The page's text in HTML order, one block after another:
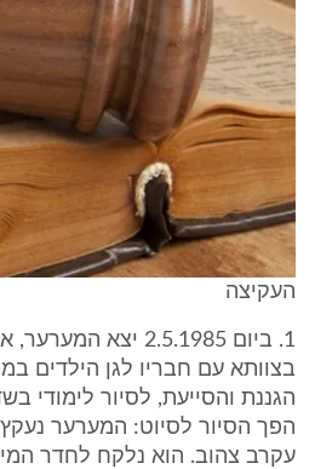
העקיצה
1. ביום 2.5.1985 יצא
בצוותא עם חבריו לגן הילדים
הגננת והסייעת, לסיור לימודי
הפך הסיור לסיוט: המערער
עקרב צהוב. הוא נלקח לחדר